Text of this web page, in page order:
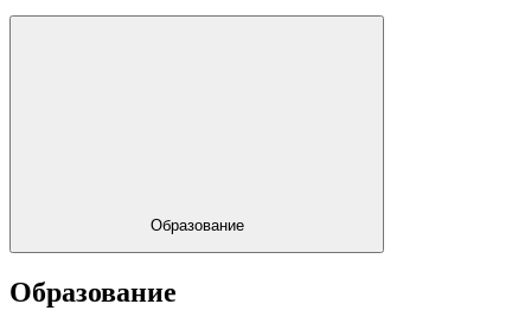
Образование
Образование